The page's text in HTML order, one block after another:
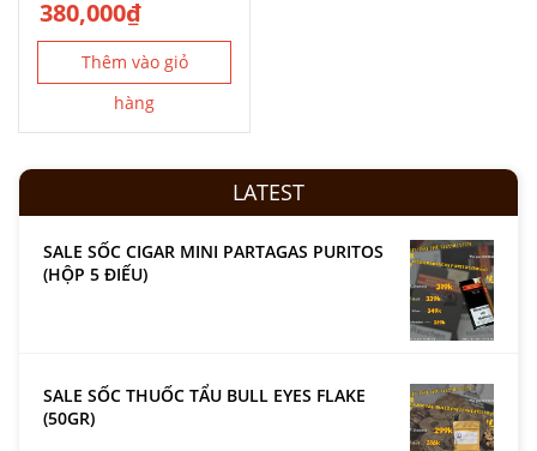
380,000₫
Thêm vào giỏ
hàng
LATEST
SALE SỐC CIGAR MINI PARTAGAS PURITOS
(HỘP 5 ĐIẾU)
SALE SỐC THUỐC TẨU BULL EYES FLAKE
(50GR)